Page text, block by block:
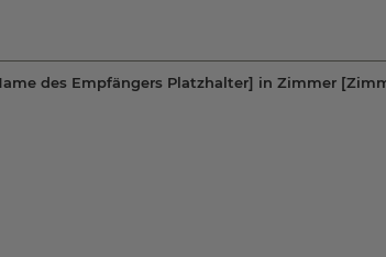
des Empfängers Platzhalter] in Zimmer